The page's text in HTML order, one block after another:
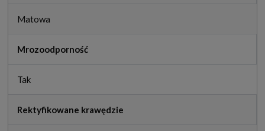
Matowa
Mrozoodporność
Tak
Rektyfikowane krawędzie